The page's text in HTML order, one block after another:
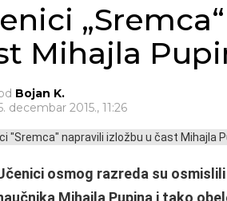
Mihajla
Bojan K.
decembar 2015., 11:26
osmog razreda su
Mihajla Pupina i tako